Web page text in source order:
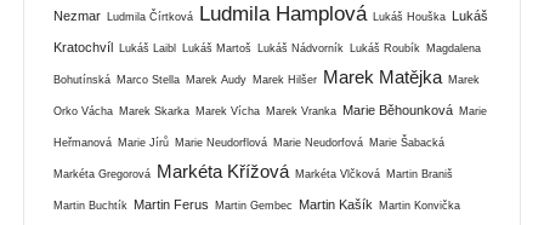
Nezmar Ludmila Čírtková Ludmila Hamplová Lukáš Houška Lukáš
Kratochvíl Lukáš Laibl Lukáš Martoš Lukáš Nádvorník Lukáš Roubík Magdalena
Bohutínská Marco Stella Marek Audy Marek Hilšer Marek Matějka Marek
Orko Vácha Marek Skarka Marek Vícha Marek Vranka Marie Běhounková Marie
Heřmanová Marie Jírů Marie Neudorflová Marie Neudorfová Marie Šabacká
Markéta Gregorová Markéta Křížová Markéta Vlčková Martin Braniš
Martin Buchtík Martin Ferus Martin Gembec Martin Kašík Martin Konvička